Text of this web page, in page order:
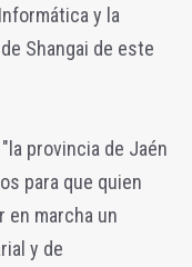
y la
Shangai de este
provincia de Jaén
para que quien
en marcha un
y de